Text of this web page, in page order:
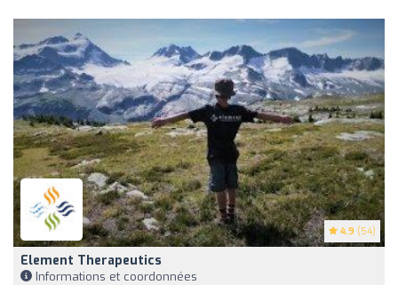
4.9 (54)
Element Therapeutics
Informations et coordonnées